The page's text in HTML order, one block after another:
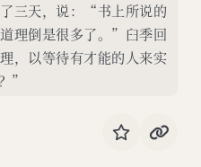
三天，说：“书上所说的
理倒是很多了。”臼季回
，以等待有才能的人来实
”